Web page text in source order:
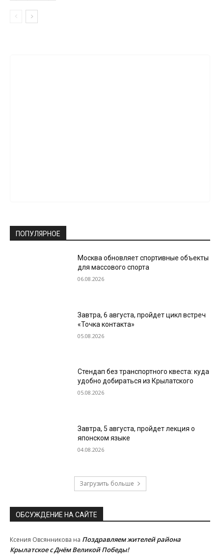
ПОПУЛЯРНОЕ
Москва обновляет спортивные объекты
для массового спорта
06.08.2026
Завтра, 6 августа, пройдет цикл встреч
«Точка контакта»
05.08.2026
Стендап без транспортного квеста: куда
удобно добираться из Крылатского
05.08.2026
Завтра, 5 августа, пройдет лекция о
японском языке
04.08.2026
Загрузить больше
ОБСУЖДЕНИЕ НА САЙТЕ
Ксения Овсянникова на Поздравляем жителей района
Крылатское с Днём Великой Победы!